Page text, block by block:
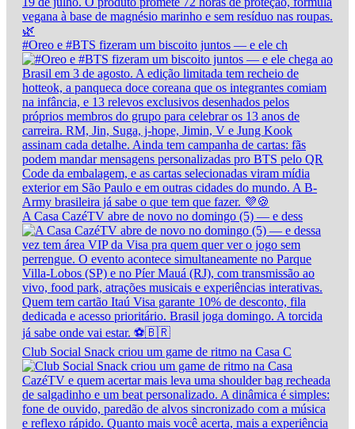
#Oreo e #BTS fizeram um biscoito juntos — e ele ch
A Casa CazéTV abre de novo no domingo (5) — e dess
Club Social Snack criou um game de ritmo na Casa C